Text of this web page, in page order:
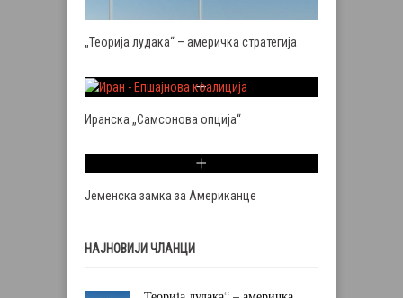
„Теорија лудака“ – америчка стратегија
Иранска „Самсонова опција“
Јеменска замка за Американце
НАЈНОВИЈИ ЧЛАНЦИ